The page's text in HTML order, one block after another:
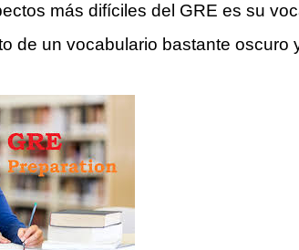
más difíciles del GRE es su
de un vocabulario bastante oscuro